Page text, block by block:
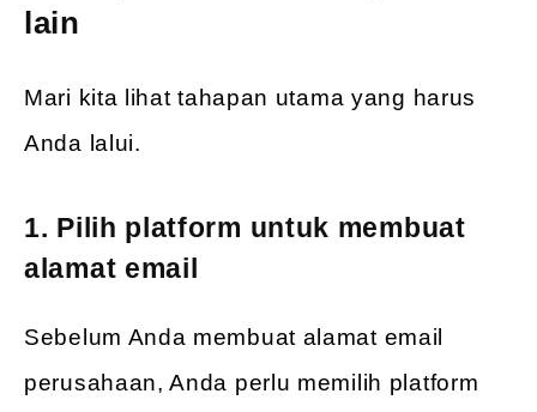
lain
Mari kita lihat tahapan utama yang harus
Anda lalui.
1. Pilih platform untuk membuat
alamat email
Sebelum Anda membuat alamat email
perusahaan, Anda perlu memilih platform